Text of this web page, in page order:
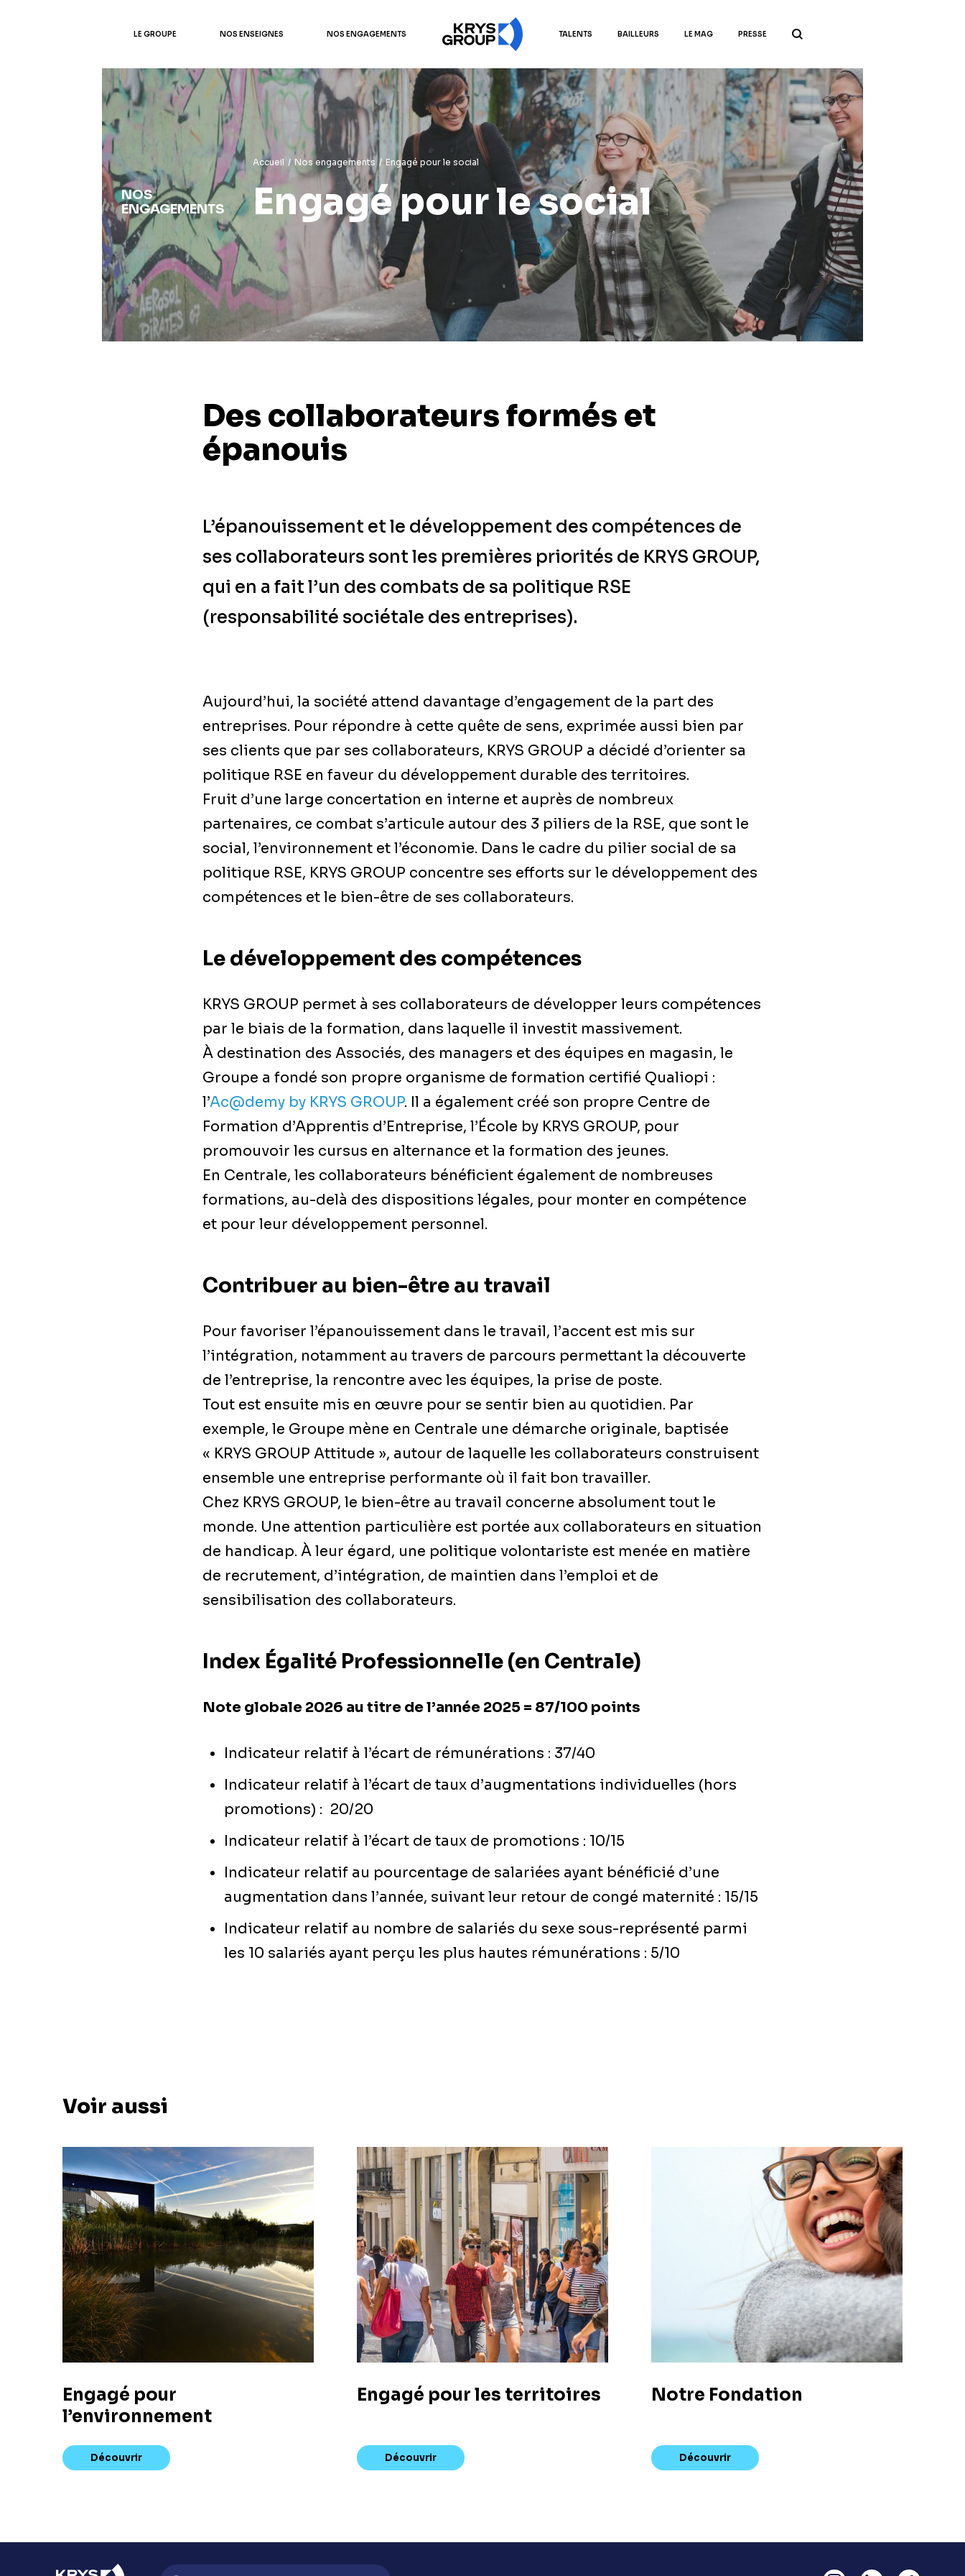
LE GROUPE NOS ENSEIGNES NOS ENGAGEMENTS TALENTS BAILLEURS LE MAG PRESSE
Accueil / Nos engagements / Engagé pour le social
NOS
ENGAGEMENTS
Engagé pour le social
Des collaborateurs formés et
épanouis
L’épanouissement et le développement des compétences de
ses collaborateurs sont les premières priorités de KRYS GROUP,
qui en a fait l’un des combats de sa politique RSE
(responsabilité sociétale des entreprises).
Aujourd’hui, la société attend davantage d’engagement de la part des
entreprises. Pour répondre à cette quête de sens, exprimée aussi bien par
ses clients que par ses collaborateurs, KRYS GROUP a décidé d’orienter sa
politique RSE en faveur du développement durable des territoires.
Fruit d’une large concertation en interne et auprès de nombreux
partenaires, ce combat s’articule autour des 3 piliers de la RSE, que sont le
social, l’environnement et l’économie. Dans le cadre du pilier social de sa
politique RSE, KRYS GROUP concentre ses efforts sur le développement des
compétences et le bien-être de ses collaborateurs.
Le développement des compétences
KRYS GROUP permet à ses collaborateurs de développer leurs compétences
par le biais de la formation, dans laquelle il investit massivement.
À destination des Associés, des managers et des équipes en magasin, le
Groupe a fondé son propre organisme de formation certifié Qualiopi :
l’Ac@demy by KRYS GROUP. Il a également créé son propre Centre de
Formation d’Apprentis d’Entreprise, l’École by KRYS GROUP, pour
promouvoir les cursus en alternance et la formation des jeunes.
En Centrale, les collaborateurs bénéficient également de nombreuses
formations, au-delà des dispositions légales, pour monter en compétence
et pour leur développement personnel.
Contribuer au bien-être au travail
Pour favoriser l’épanouissement dans le travail, l’accent est mis sur
l’intégration, notamment au travers de parcours permettant la découverte
de l’entreprise, la rencontre avec les équipes, la prise de poste.
Tout est ensuite mis en œuvre pour se sentir bien au quotidien. Par
exemple, le Groupe mène en Centrale une démarche originale, baptisée
« KRYS GROUP Attitude », autour de laquelle les collaborateurs construisent
ensemble une entreprise performante où il fait bon travailler.
Chez KRYS GROUP, le bien-être au travail concerne absolument tout le
monde. Une attention particulière est portée aux collaborateurs en situation
de handicap. À leur égard, une politique volontariste est menée en matière
de recrutement, d’intégration, de maintien dans l’emploi et de
sensibilisation des collaborateurs.
Index Égalité Professionnelle (en Centrale)
Note globale 2026 au titre de l’année 2025 = 87/100 points
Indicateur relatif à l’écart de rémunérations : 37/40
Indicateur relatif à l’écart de taux d’augmentations individuelles (hors
promotions) : 20/20
Indicateur relatif à l’écart de taux de promotions : 10/15
Indicateur relatif au pourcentage de salariées ayant bénéficié d’une
augmentation dans l’année, suivant leur retour de congé maternité : 15/15
Indicateur relatif au nombre de salariés du sexe sous-représenté parmi
les 10 salariés ayant perçu les plus hautes rémunérations : 5/10
Voir aussi
Engagé pour
l’environnement
Découvrir
Engagé pour les territoires
Découvrir
Notre Fondation
Découvrir